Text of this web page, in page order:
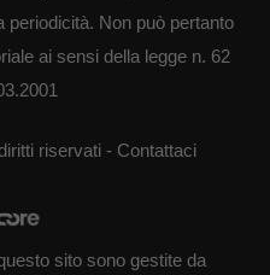
periodicità. Non può pertanto
ai sensi della legge n. 62
riservati - Contattaci
sito sono gestite da